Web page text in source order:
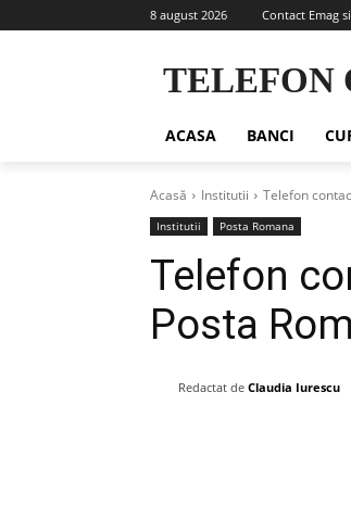
8 august 2026 Contact Emag
TELEFON
ACASA BANCI
Acasă Institutii Telefon
Institutii Posta Romana
Telefon
Posta
Redactat de Claudia Iurescu